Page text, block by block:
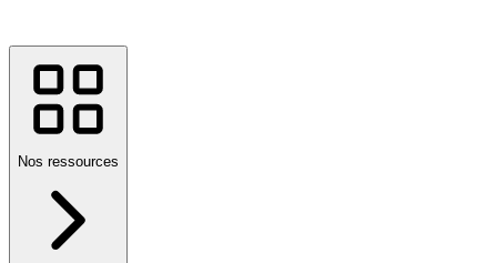
Nos ressources